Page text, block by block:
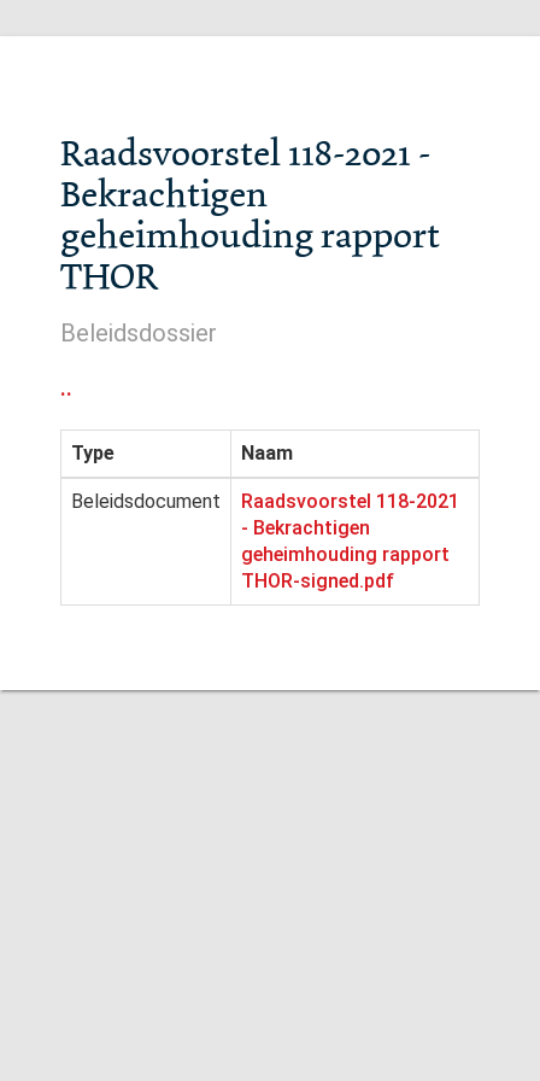
Raadsvoorstel 118-2021 -
Bekrachtigen
geheimhouding rapport
THOR
Beleidsdossier
..
Type Naam
Beleidsdocument
Raadsvoorstel 118-2021
- Bekrachtigen
geheimhouding rapport
THOR-signed.pdf